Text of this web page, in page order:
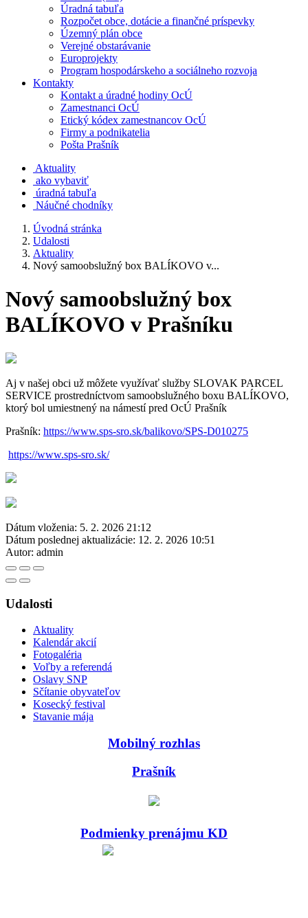
Úradná tabuľa
Rozpočet obce, dotácie a finančné príspevky
Územný plán obce
Verejné obstarávanie
Europrojekty
Program hospodárskeho a sociálneho rozvoja
Kontakty
Kontakt a úradné hodiny OcÚ
Zamestnanci OcÚ
Etický kódex zamestnancov OcÚ
Firmy a podnikatelia
Pošta Prašník
Aktuality
ako vybaviť
úradná tabuľa
Náučné chodníky
Úvodná stránka
Udalosti
Aktuality
Nový samoobslužný box BALÍKOVO v...
Nový samoobslužný box
BALÍKOVO v Prašníku
Aj v našej obci už môžete využívať služby SLOVAK PARCEL
SERVICE prostredníctvom samoobslužného boxu BALÍKOVO,
ktorý bol umiestnený na námestí pred OcÚ Prašník
Prašník: https://www.sps-sro.sk/balikovo/SPS-D010275
https://www.sps-sro.sk/
Dátum vloženia: 5. 2. 2026 21:12
Dátum poslednej aktualizácie: 12. 2. 2026 10:51
Autor: admin
Udalosti
Aktuality
Kalendár akcií
Fotogaléria
Voľby a referendá
Oslavy SNP
Sčítanie obyvateľov
Kosecký festival
Stavanie mája
Mobilný rozhlas
Prašník
Podmienky prenájmu KD